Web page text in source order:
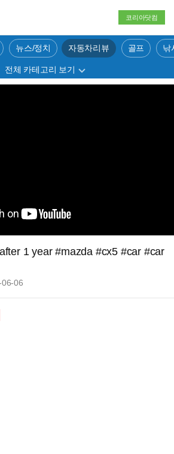
코리아닷컴
뉴스/정치 자동차리뷰 골프 낚
전체 카테고리 보기
1 year #mazda #cx5 #car #car
06